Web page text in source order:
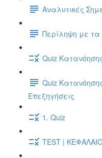
Αναλυτικές
Περίληψη με τα
Quiz
Quiz
Επεξηγήσεις
1. Quiz
TEST |